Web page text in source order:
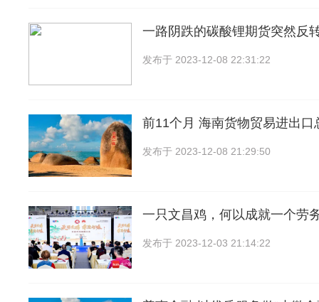
一路阴跌的碳酸锂期货突然反
发布于 2023-12-08 22:31:22
前11个月 海南货物贸易进出口
发布于 2023-12-08 21:29:50
一只文昌鸡，何以成就一个劳
发布于 2023-12-03 21:14:22